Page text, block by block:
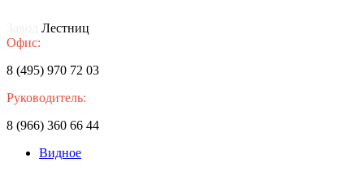
Лестниц
Офис:
8 (495) 970 72 03
Руководитель:
8 (966) 360 66 44
Видное